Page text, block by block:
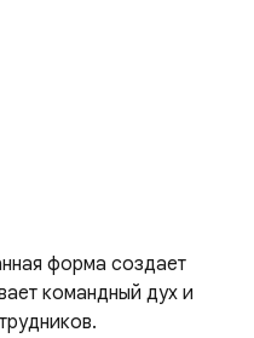
форма создает
командный дух и